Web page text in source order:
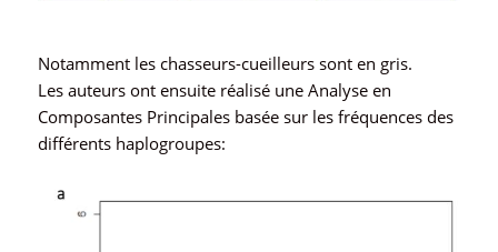
Notamment les chasseurs-cueilleurs sont en gris.
Les auteurs ont ensuite réalisé une Analyse en
Composantes Principales basée sur les fréquences des
différents haplogroupes: